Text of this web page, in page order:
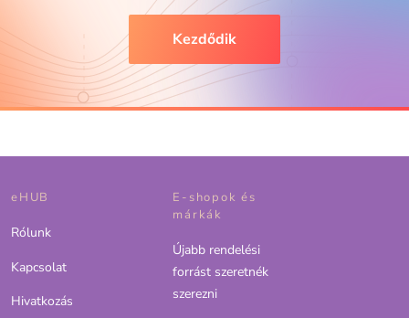
Kezdődik
eHUB
Rólunk
Kapcsolat
Hivatkozás
E-shopok és
márkák
Újabb rendelési
forrást szeretnék
szerezni